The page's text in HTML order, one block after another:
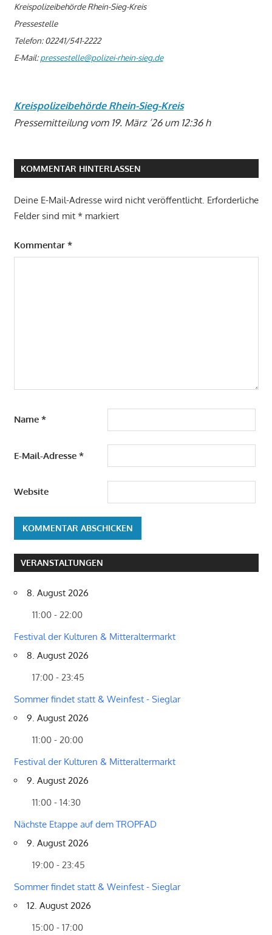
Kreispolizeibehörde Rhein-Sieg-Kreis
Pressestelle
Telefon: 02241/541-2222
E-Mail:pressestelle@polizei-rhein-sieg.de
Kreispolizeibehörde Rhein-Sieg-Kreis
Pressemitteilung vom 19. März ’26 um 12:36 h
KOMMENTAR HINTERLASSEN
Deine E-Mail-Adresse wird nicht veröffentlicht. Erforderliche
Felder sind mit *markiert
Kommentar *
Name *
E-Mail-Adresse *
Website
VERANSTALTUNGEN
8. August 2026
11:00 - 22:00
Festival der Kulturen & Mitteraltermarkt
8. August 2026
17:00 - 23:45
Sommer findet statt & Weinfest - Sieglar
9. August 2026
11:00 - 20:00
Festival der Kulturen & Mitteraltermarkt
9. August 2026
11:00 - 14:30
Nächste Etappe auf dem TROPFAD
9. August 2026
19:00 - 23:45
Sommer findet statt & Weinfest - Sieglar
12. August 2026
15:00 - 17:00